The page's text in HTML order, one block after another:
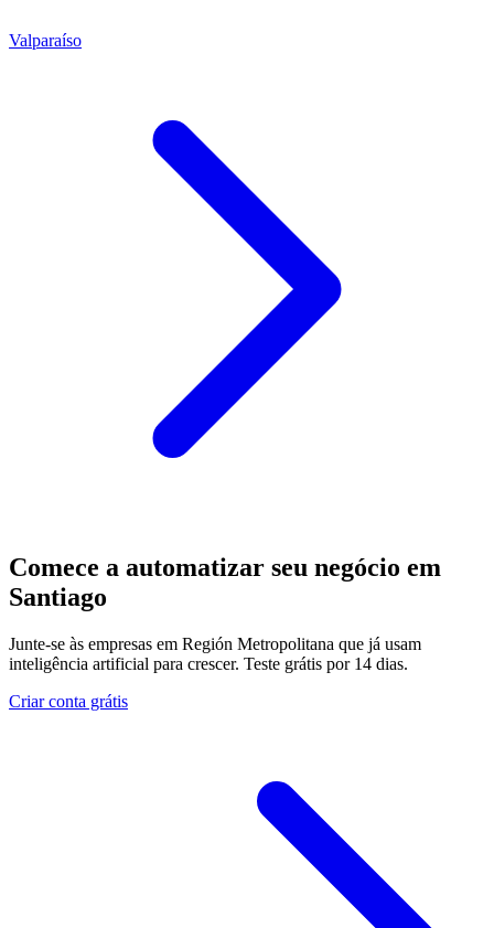
Valparaíso
Comece a automatizar seu negócio em
Santiago
Junte-se às empresas em Región Metropolitana que já usam
inteligência artificial para crescer. Teste grátis por 14 dias.
Criar conta grátis